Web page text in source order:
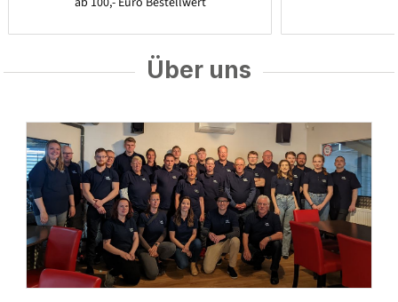
Über uns